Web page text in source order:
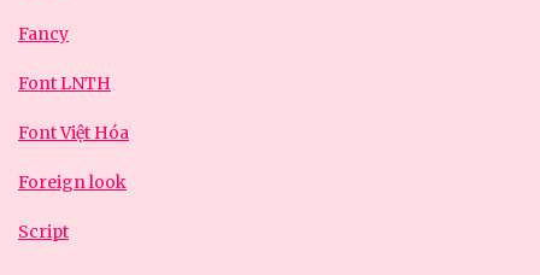
Fancy
Font LNTH
Font Việt Hóa
Foreign look
Script